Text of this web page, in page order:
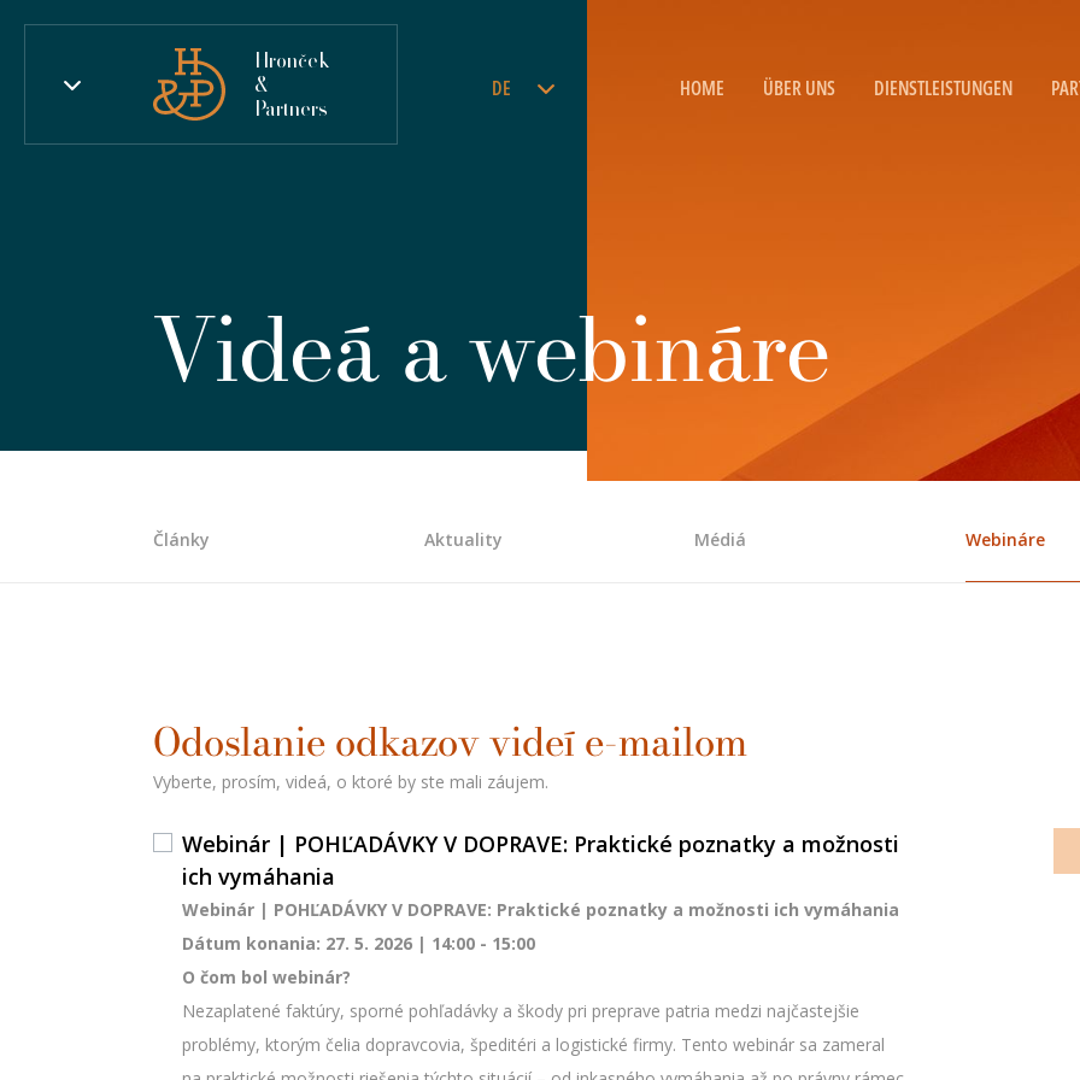
Hronček
&
Partners
DE HOME ÜBER UNS DIENSTLEISTUNGEN
Videá a webináre
Články Aktuality Médiá Webináre
Odoslanie odkazov videí e-mailom
Vyberte, prosím, videá, o ktoré by ste mali záujem.
Webinár | POHĽADÁVKY V DOPRAVE: Praktické poznatky a možnosti
ich vymáhania
Webinár | POHĽADÁVKY V DOPRAVE: Praktické poznatky a možnosti ich vymáhania
Dátum konania: 27. 5. 2026 | 14:00 - 15:00
O čom bol webinár?
Nezaplatené faktúry, sporné pohľadávky a škody pri preprave patria medzi najčastejšie
problémy, ktorým čelia dopravcovia, špeditéri a logistické firmy. Tento webinár sa zameral